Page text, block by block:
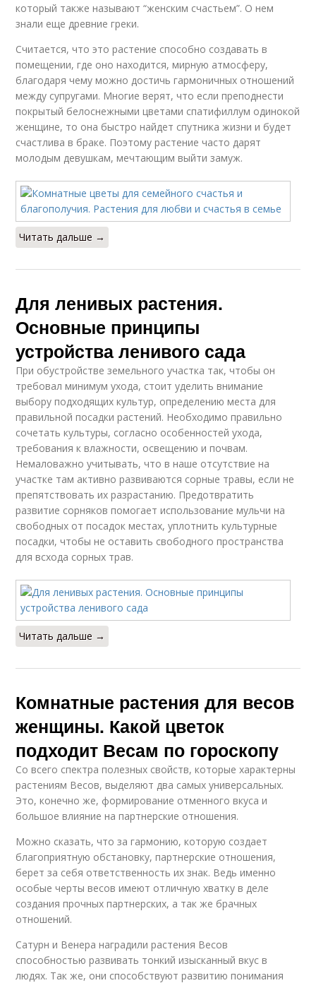
который также называют “женским счастьем”. О нем
знали еще древние греки.
Считается, что это растение способно создавать в
помещении, где оно находится, мирную атмосферу,
благодаря чему можно достичь гармоничных отношений
между супругами. Многие верят, что если преподнести
покрытый белоснежными цветами спатифиллум одинокой
женщине, то она быстро найдет спутника жизни и будет
счастлива в браке. Поэтому растение часто дарят
молодым девушкам, мечтающим выйти замуж.
Читать дальше →
Для ленивых растения.
Основные принципы
устройства ленивого сада
При обустройстве земельного участка так, чтобы он
требовал минимум ухода, стоит уделить внимание
выбору подходящих культур, определению места для
правильной посадки растений. Необходимо правильно
сочетать культуры, согласно особенностей ухода,
требования к влажности, освещению и почвам.
Немаловажно учитывать, что в наше отсутствие на
участке там активно развиваются сорные травы, если не
препятствовать их разрастанию. Предотвратить
развитие сорняков помогает использование мульчи на
свободных от посадок местах, уплотнить культурные
посадки, чтобы не оставить свободного пространства
для всхода сорных трав.
Читать дальше →
Комнатные растения для весов
женщины. Какой цветок
подходит Весам по гороскопу
Со всего спектра полезных свойств, которые характерны
растениям Весов, выделяют два самых универсальных.
Это, конечно же, формирование отменного вкуса и
большое влияние на партнерские отношения.
Можно сказать, что за гармонию, которую создает
благоприятную обстановку, партнерские отношения,
берет за себя ответственность их знак. Ведь именно
особые черты весов имеют отличную хватку в деле
создания прочных партнерских, а так же брачных
отношений.
Сатурн и Венера наградили растения Весов
способностью развивать тонкий изысканный вкус в
людях. Так же, они способствуют развитию понимания